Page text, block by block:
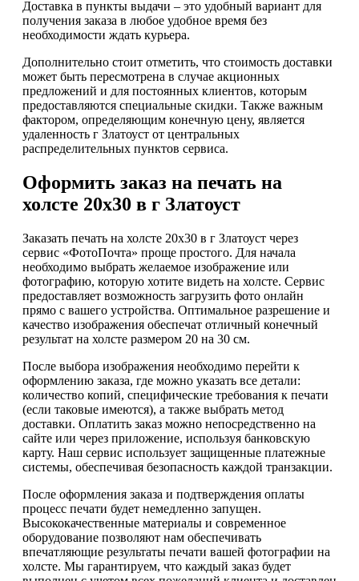
Доставка в пункты выдачи – это удобный вариант для
получения заказа в любое удобное время без
необходимости ждать курьера.
Дополнительно стоит отметить, что стоимость доставки
может быть пересмотрена в случае акционных
предложений и для постоянных клиентов, которым
предоставляются специальные скидки. Также важным
фактором, определяющим конечную цену, является
удаленность г Златоуст от центральных
распределительных пунктов сервиса.
Оформить заказ на печать на
холсте 20х30 в г Златоуст
Заказать печать на холсте 20х30 в г Златоуст через
сервис «ФотоПочта» проще простого. Для начала
необходимо выбрать желаемое изображение или
фотографию, которую хотите видеть на холсте. Сервис
предоставляет возможность загрузить фото онлайн
прямо с вашего устройства. Оптимальное разрешение и
качество изображения обеспечат отличный конечный
результат на холсте размером 20 на 30 см.
После выбора изображения необходимо перейти к
оформлению заказа, где можно указать все детали:
количество копий, специфические требования к печати
(если таковые имеются), а также выбрать метод
доставки. Оплатить заказ можно непосредственно на
сайте или через приложение, используя банковскую
карту. Наш сервис использует защищенные платежные
системы, обеспечивая безопасность каждой транзакции.
После оформления заказа и подтверждения оплаты
процесс печати будет немедленно запущен.
Высококачественные материалы и современное
оборудование позволяют нам обеспечивать
впечатляющие результаты печати вашей фотографии на
холсте. Мы гарантируем, что каждый заказ будет